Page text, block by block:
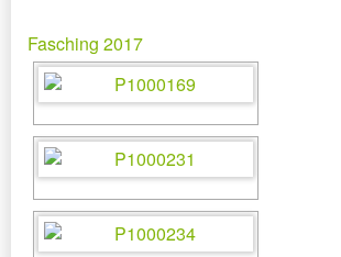
Fasching 2017